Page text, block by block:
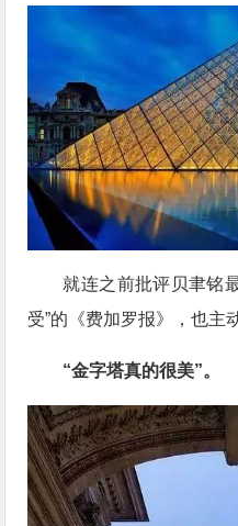
就连之前批评贝聿铭
受”的《费加罗报》，也主
“金字塔真的很美”。